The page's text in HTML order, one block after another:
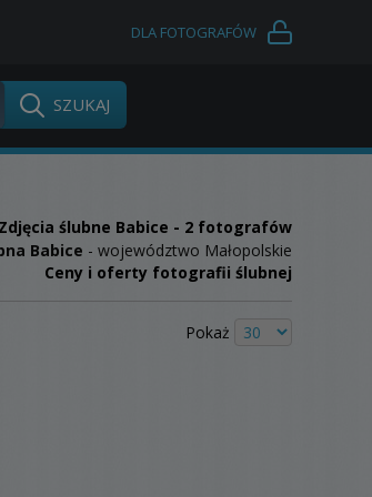
DLA FOTOGRAFÓW
Zdjęcia ślubne Babice - 2 fotografów
Babice - województwo Małopolskie
Ceny i oferty fotografii ślubnej
Pokaż